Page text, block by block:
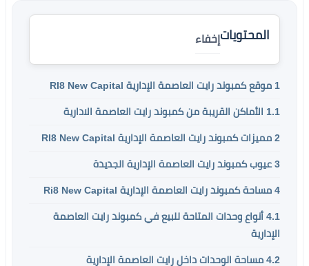
المحتوياتإخفاء
1 موقع كمبوند رايت العاصمة الإدارية RI8 New Capital
1.1 الأماكن القريبة من كمبوند رايت العاصمة الادارية
2 مميزات كمبوند رايت العاصمة الإدارية RI8 New Capital
3 عيوب كمبوند رايت العاصمة الإدارية الجديدة
4 مساحة كمبوند رايت العاصمة الإدارية Ri8 New Capital
4.1 أنواع وحدات المتاحة للبيع في كمبوند رايت العاصمة
الإدارية
4.2 مساحة الوحدات داخل رايت العاصمة الإدارية